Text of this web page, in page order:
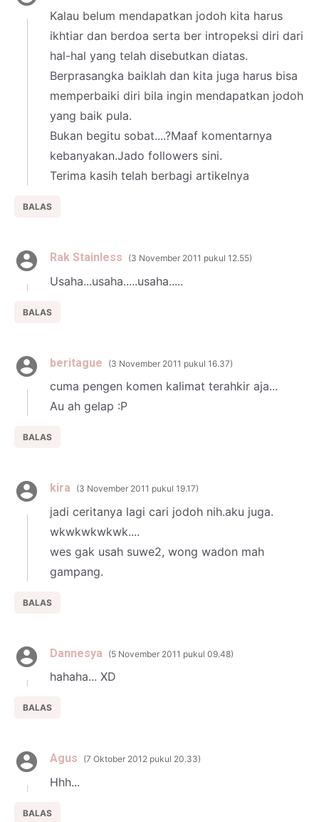
Kalau belum mendapatkan jodoh kita harus
ikhtiar dan berdoa serta ber intropeksi diri dari
hal-hal yang telah disebutkan diatas.
Berprasangka baiklah dan kita juga harus bisa
memperbaiki diri bila ingin mendapatkan jodoh
yang baik pula.
Bukan begitu sobat....?Maaf komentarnya
kebanyakan.Jado followers sini.
Terima kasih telah berbagi artikelnya
BALAS
Rak Stainless 3 November 2011 pukul 12.55
Usaha...usaha.....usaha.....
BALAS
beritague 3 November 2011 pukul 16.37
cuma pengen komen kalimat terahkir aja...
Au ah gelap :P
BALAS
kira 3 November 2011 pukul 19.17
jadi ceritanya lagi cari jodoh nih.aku juga.
wkwkwkwkwk....
wes gak usah suwe2, wong wadon mah
gampang.
BALAS
Dannesya 5 November 2011 pukul 09.48
hahaha... XD
BALAS
Agus 7 Oktober 2012 pukul 20.33
Hhh...
BALAS